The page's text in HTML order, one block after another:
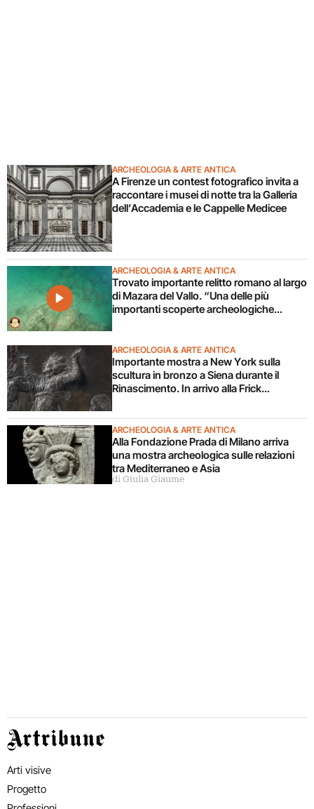
ARCHEOLOGIA & ARTE ANTICA
A Firenze un contest fotografico invita a
raccontare i musei di notte tra la Galleria
dell’Accademia e le Cappelle Medicee
ARCHEOLOGIA & ARTE ANTICA
Trovato importante relitto romano al largo
di Mazara del Vallo. “Una delle più
importanti scoperte archeologiche
ARCHEOLOGIA & ARTE ANTICA
Importante mostra a New York sulla
scultura in bronzo a Siena durante il
Rinascimento. In arrivo alla Frick
ARCHEOLOGIA & ARTE ANTICA
Alla Fondazione Prada di Milano arriva
una mostra archeologica sulle relazioni
tra Mediterraneo e Asia
di Giulia Giaume
Artribune
Arti visive
Progetto